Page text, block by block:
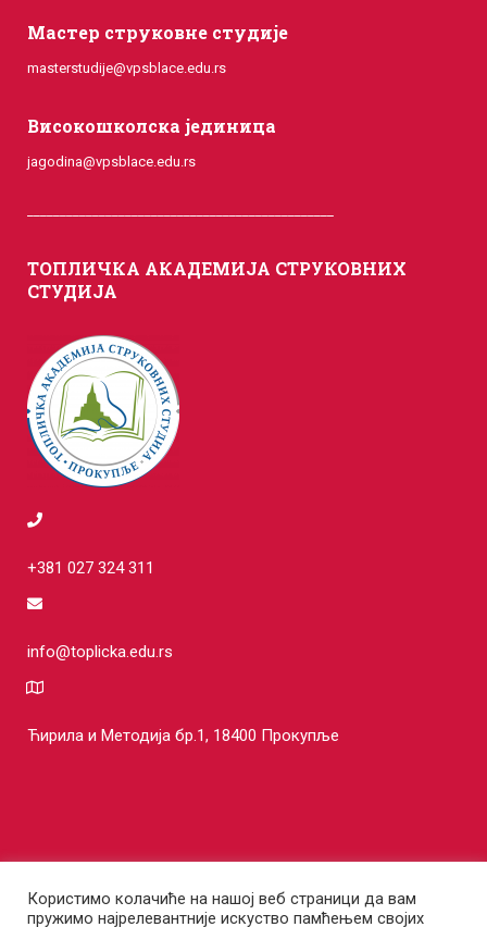
Мастер струковне студије
masterstudije@vpsblace.edu.rs
Високошколска јединица
jagodina@vpsblace.edu.rs
ТОПЛИЧКА АКАДЕМИЈА СТРУКОВНИХ
СТУДИЈА
+381 027 324 311
info@toplicka.edu.rs
Ћирила и Методија бр.1, 18400 Прокупље
Користимо колачиће на нашој веб страници да вам
пружимо најрелевантније искуство памћењем својих